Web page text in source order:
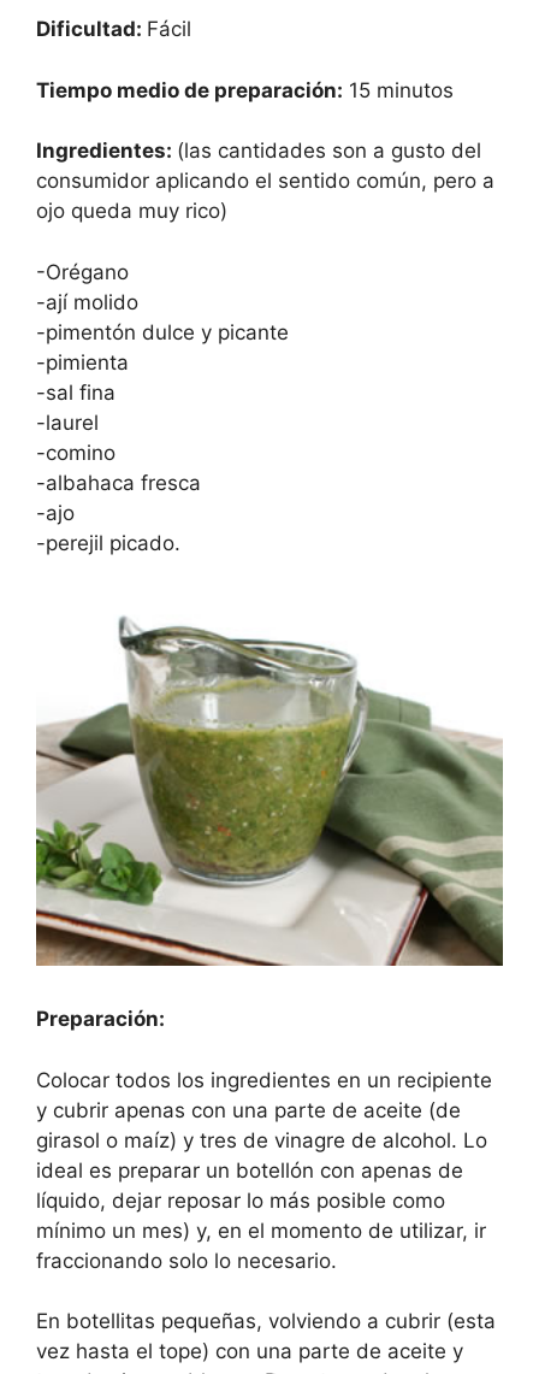
Dificultad: Fácil
Tiempo medio de preparación: 15 minutos
Ingredientes: (las cantidades son a gusto del
consumidor aplicando el sentido común, pero a
ojo queda muy rico)
-Orégano
-ají molido
-pimentón dulce y picante
-pimienta
-sal fina
-laurel
-comino
-albahaca fresca
-ajo
-perejil picado.
Preparación:
Colocar todos los ingredientes en un recipiente
y cubrir apenas con una parte de aceite (de
girasol o maíz) y tres de vinagre de alcohol. Lo
ideal es preparar un botellón con apenas de
líquido, dejar reposar lo más posible como
mínimo un mes) y, en el momento de utilizar, ir
fraccionando solo lo necesario.
En botellitas pequeñas, volviendo a cubrir (esta
vez hasta el tope) con una parte de aceite y